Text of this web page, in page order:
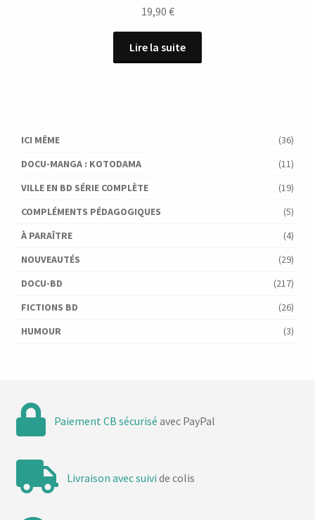
19,90 €
Lire la suite
ICI MÊME
(36)
DOCU-MANGA : KOTODAMA
(11)
VILLE EN BD SÉRIE COMPLÈTE
(19)
COMPLÉMENTS PÉDAGOGIQUES
(5)
À PARAÎTRE
(4)
NOUVEAUTÉS
(29)
DOCU-BD
(217)
FICTIONS BD
(26)
HUMOUR
(3)
Paiement CB sécurisé avec PayPal
Livraison avec suivi de colis